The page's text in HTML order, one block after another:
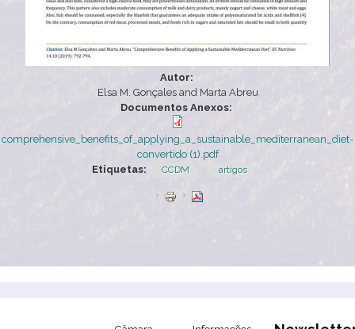
Autor:
Elsa M. Gonçales and Marta Abreu
Documentos Anexos:
comprehensive_benefits_of_applying_a_sustainable_mediterranean_diet-
convertido (1).pdf
Etiquetas:
CCDM artigos